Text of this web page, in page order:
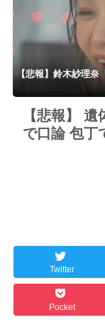
ｗ
【悲報】鈴木紗理
【悲報】
で口論 包丁
Twitter
Pocket